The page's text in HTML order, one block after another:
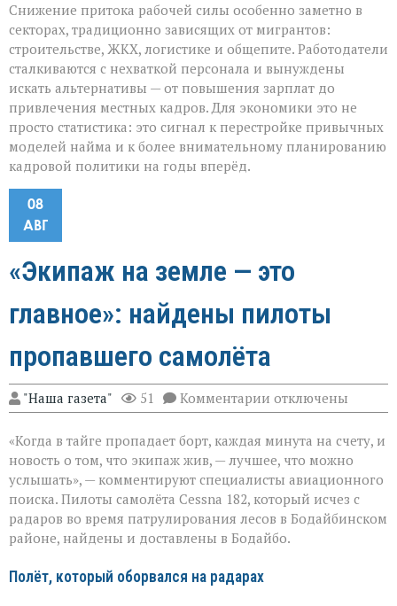
Снижение притока рабочей силы особенно заметно в
секторах, традиционно зависящих от мигрантов:
строительстве, ЖКХ, логистике и общепите. Работодатели
сталкиваются с нехваткой персонала и вынуждены
искать альтернативы — от повышения зарплат до
привлечения местных кадров. Для экономики это не
просто статистика: это сигнал к перестройке привычных
моделей найма и к более внимательному планированию
кадровой политики на годы вперёд.
08
АВГ
«Экипаж на земле — это
главное»: найдены пилоты
пропавшего самолёта
"Наша газета" 51 Комментарии к
записи
на
земле — это
главное»:
найдены
пилоты
пропавшего
самолёта
отключены
«Когда в тайге пропадает борт, каждая минута на счету, и
новость о том, что экипаж жив, — лучшее, что можно
услышать», — комментируют специалисты авиационного
поиска. Пилоты самолёта Cessna 182, который исчез с
радаров во время патрулирования лесов в Бодайбинском
районе, найдены и доставлены в Бодайбо.
Полёт, который оборвался на радарах